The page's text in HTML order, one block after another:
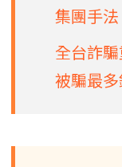
集團手
全台詐
被騙最